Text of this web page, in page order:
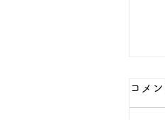
コメン